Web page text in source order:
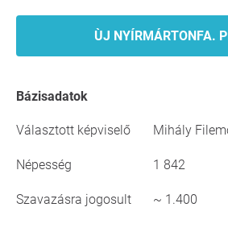
ÙJ NYÍRMÁRTONFA.
Bázisadatok
Választott képviselő Mihály
Népesség 1 842
Szavazásra jogosult ~ 1.400